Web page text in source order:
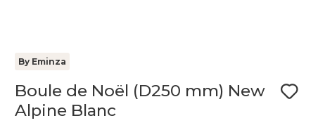
By Eminza
Boule de Noël (D250 mm) New
Alpine Blanc